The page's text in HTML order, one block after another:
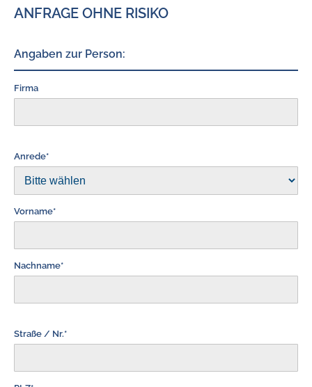
ANFRAGE OHNE RISIKO
Angaben zur Person:
Firma
Anrede*
Vorname*
Nachname*
Straße / Nr.*